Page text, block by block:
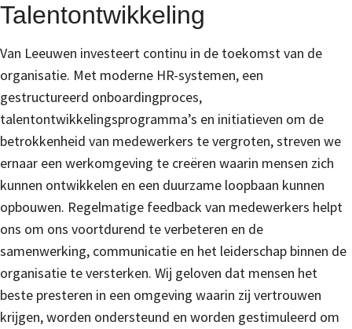
Talentontwikkeling
Van Leeuwen investeert continu in de toekomst van de
organisatie. Met moderne HR-systemen, een
gestructureerd onboardingproces,
talentontwikkelingsprogramma’s en initiatieven om de
betrokkenheid van medewerkers te vergroten, streven we
ernaar een werkomgeving te creëren waarin mensen zich
kunnen ontwikkelen en een duurzame loopbaan kunnen
opbouwen. Regelmatige feedback van medewerkers helpt
ons om ons voortdurend te verbeteren en de
samenwerking, communicatie en het leiderschap binnen de
organisatie te versterken. Wij geloven dat mensen het
beste presteren in een omgeving waarin zij vertrouwen
krijgen, worden ondersteund en worden gestimuleerd om